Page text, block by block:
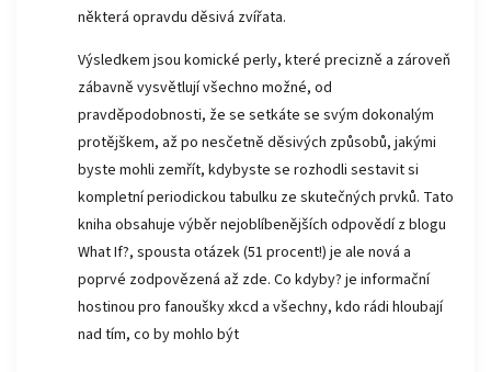
některá opravdu děsivá zvířata.
Výsledkem jsou komické perly, které precizně a zároveň
zábavně vysvětlují všechno možné, od
pravděpodobnosti, že se setkáte se svým dokonalým
protějškem, až po nesčetně děsivých způsobů, jakými
byste mohli zemřít, kdybyste se rozhodli sestavit si
kompletní periodickou tabulku ze skutečných prvků. Tato
kniha obsahuje výběr nejoblíbenějších odpovědí z blogu
What If?, spousta otázek (51 procent!) je ale nová a
poprvé zodpovězená až zde. Co kdyby? je informační
hostinou pro fanoušky xkcd a všechny, kdo rádi hloubají
nad tím, co by mohlo být